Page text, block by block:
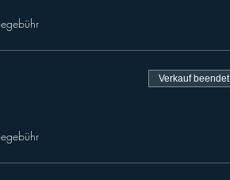
Verkauf beendet